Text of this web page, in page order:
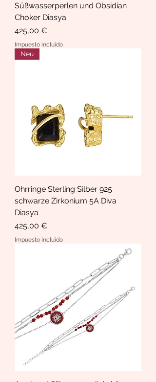
Süßwasserperlen und Obsidian
Choker Diasya
Precio
425,00 €
Impuesto incluido
Neu
Ohrringe Sterling Silber 925
schwarze Zirkonium 5A Diva
Diasya
Precio
425,00 €
Impuesto incluido